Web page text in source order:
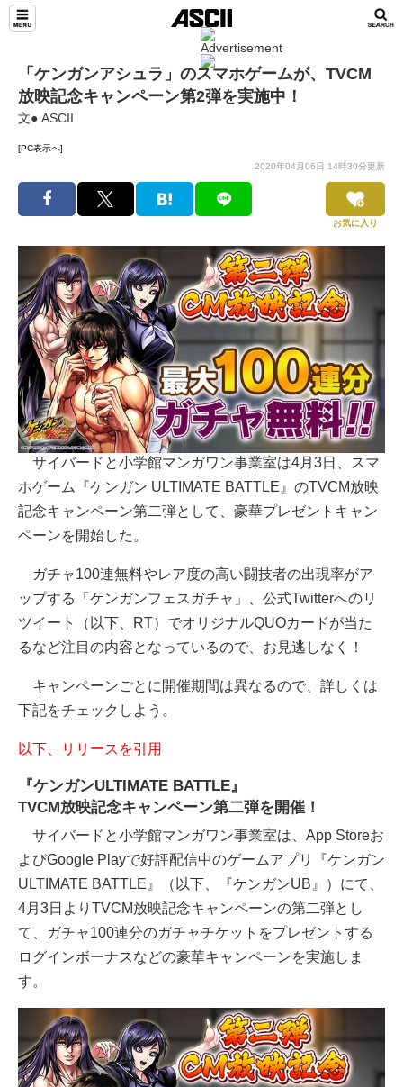
「ケンガンアシュラ」のスマホゲームが、TVCM
放映記念キャンペーン第2弾を実施中！
文● ASCII
[PC表示へ]
2020年04月06日 14時30分更新
お気に入り
サイバードと小学館マンガワン事業室は4月3日、スマ
ホゲーム『ケンガン ULTIMATE BATTLE』のTVCM放映
記念キャンペーン第二弾として、豪華プレゼントキャン
ペーンを開始した。
ガチャ100連無料やレア度の高い闘技者の出現率がア
ップする「ケンガンフェスガチャ」、公式Twitterへのリ
ツイート（以下、RT）でオリジナルQUOカードが当た
るなど注目の内容となっているので、お見逃しなく！
キャンペーンごとに開催期間は異なるので、詳しくは
下記をチェックしよう。
以下、リリースを引用
『ケンガンULTIMATE BATTLE』
TVCM放映記念キャンペーン第二弾を開催！
サイバードと小学館マンガワン事業室は、App Storeお
よびGoogle Playで好評配信中のゲームアプリ『ケンガン
ULTIMATE BATTLE』（以下、『ケンガンUB』）にて、
4月3日よりTVCM放映記念キャンペーンの第二弾とし
て、ガチャ100連分のガチャチケットをプレゼントする
ログインボーナスなどの豪華キャンペーンを実施しま
す。